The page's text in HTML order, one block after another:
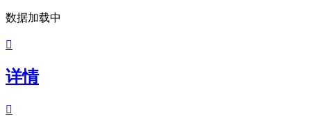
数据加载中

详情
